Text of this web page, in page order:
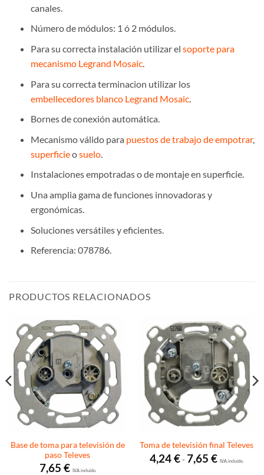
canales.
Número de módulos: 1 ó 2 módulos.
Para su correcta instalación utilizar el soporte para
mecanismo Legrand Mosaic.
Para su correcta terminacion utilizar los
embellecedores blanco Legrand Mosaic.
Bornes de conexión automática.
Mecanismo válido para puestos de trabajo de empotrar,
superficieosuelo.
Instalaciones empotradas o de montaje en superficie.
Una amplia gama de funciones innovadoras y
ergonómicas.
Soluciones versátiles y eficientes.
Referencia: 078786.
PRODUCTOS RELACIONADOS
Base de toma para televisión de
paso Televes
7,65 €I.V.A. incluido.
Toma de televisión final Televes
4,24€- 7,65 €Rango
de
I.V.A. incluido.